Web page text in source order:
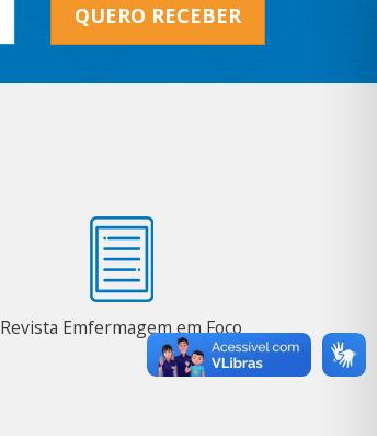
QUERO RECEBER
Revista Emfermagem em Foco